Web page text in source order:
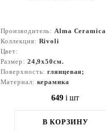
Производитель:Alma Ceramica
Коллекция: Rivoli
Цвет:
Размер: 24,9x50см.
Поверхность:глянцевая;
Материал: керамика
649 i шт
В КОРЗИНУ